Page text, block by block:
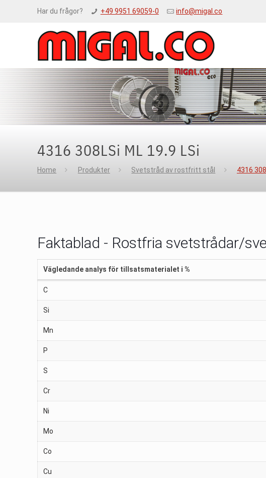
Har du frågor? +49 9951 69059-0 info@migal.co
4316 308LSi ML 19.9 LSi
Home Produkter Svetstråd av rostfritt stål 4316
Faktablad - Rostfria svetstrådar/
Vägledande analys för tillsatsmaterialet i %
C
Si
Mn
P
S
Cr
Ni
Mo
Co
Cu